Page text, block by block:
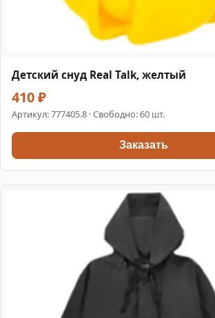
Детский снуд Real Talk, желтый
410 ₽
Артикул:777405.8 · Свободно: 60 шт.
Заказать